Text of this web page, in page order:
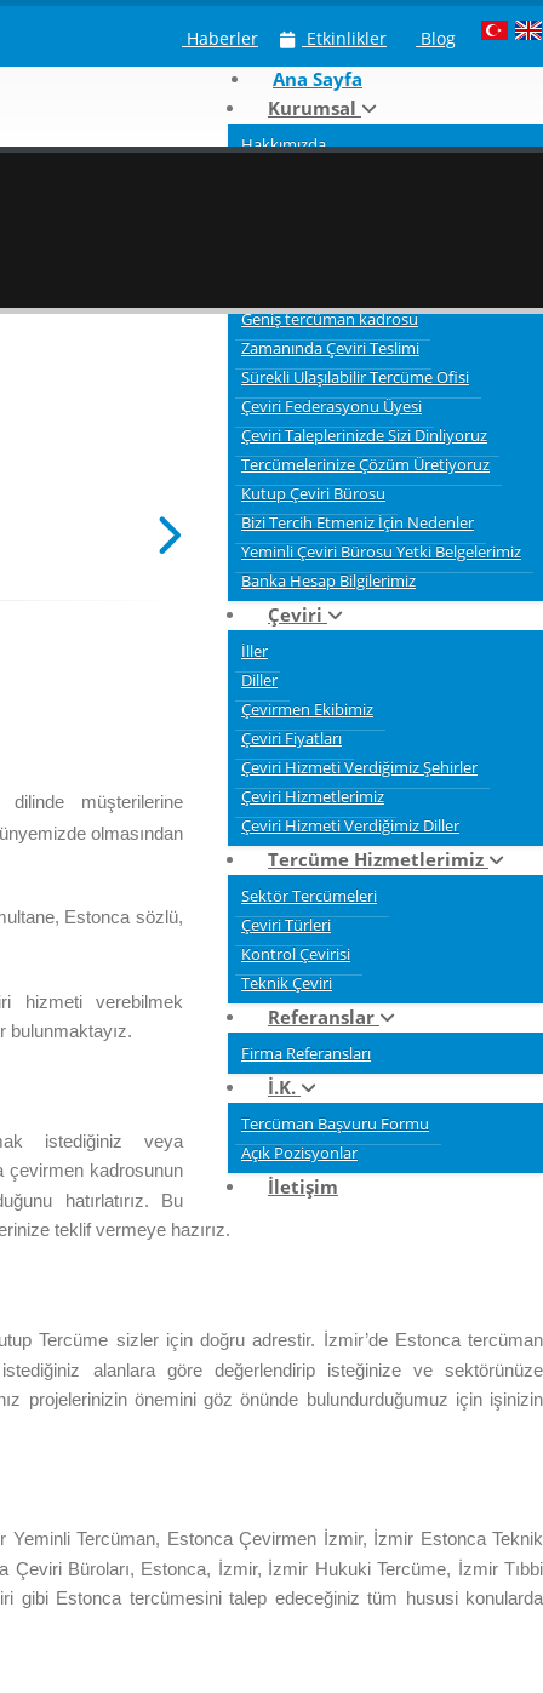
Haberler Etkinlikler Blog
Ana Sayfa
Kurumsal
Hakkımızda
Geniş tercüman kadrosu
Zamanında Çeviri Teslimi
Sürekli Ulaşılabilir Tercüme Ofisi
Çeviri Federasyonu Üyesi
Çeviri Taleplerinizde Sizi Dinliyoruz
Tercümelerinize Çözüm Üretiyoruz
Kutup Çeviri Bürosu
Bizi Tercih Etmeniz İçin Nedenler
Yeminli Çeviri Bürosu Yetki Belgelerimiz
Banka Hesap Bilgilerimiz
Çeviri
İller
Diller
Çevirmen Ekibimiz
Çeviri Fiyatları
Çeviri Hizmeti Verdiğimiz Şehirler
Çeviri Hizmetlerimiz
Çeviri Hizmeti Verdiğimiz Diller
Tercüme Hizmetlerimiz
Sektör Tercümeleri
Çeviri Türleri
Kontrol Çevirisi
Teknik Çeviri
Referanslar
Firma Referansları
İ.K.
Tercüman Başvuru Formu
Açık Pozisyonlar
İletişim
dilinde müşterilerine
olmasından
Estonca sözlü,
hizmeti verebilmek
bulunmaktayız.
istediğiniz veya
çevirmen kadrosunun
hatırlatırız. Bu
teklif vermeye hazırız.
Tercüme sizler için doğru adrestir. İzmir’de Estonca tercüman
alanlara göre değerlendirip isteğinize ve sektörünüze
projelerinizin önemini göz önünde bulundurduğumuz için işinizin
Yeminli Tercüman, Estonca Çevirmen İzmir, İzmir Estonca Teknik
Çeviri Büroları, Estonca,
İzmir, İzmir Hukuki Tercüme, İzmir Tıbbi
gibi Estonca tercümesini talep edeceğiniz tüm hususi konularda